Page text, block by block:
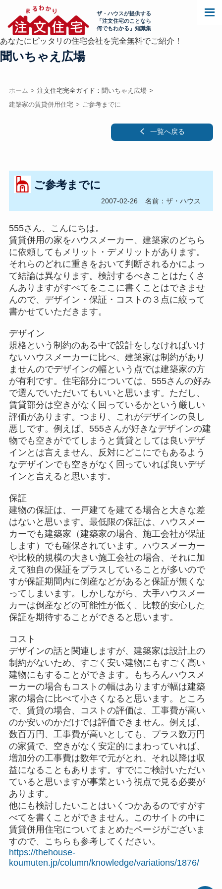
ザ・ハウスが提供する
「注文住宅のことなら
何でもわかる」知識集
あなたにピッタリの住宅会社を完全無料でご紹介！
聞いちゃえ広場
ホーム 注文住宅完全ガイド： 聞いちゃえ広場
建築家の賃貸併用住宅
ご参考までに
一覧へ戻る
ご参考までに
2007-02-26 名前：ザ・ハウス
555さん、こんにちは。
賃貸併用の家をハウスメーカー、建築家のどちら
に依頼してもメリット・デメリットがあります。
それらのどれに重きをおいて判断されるかによっ
て結論は異なります。検討するべきことはたくさ
んありますがすべてをここに書くことはできませ
んので、デザイン・保証・コストの３点に絞って
書かせていただきます。
デザイン
規格という制約のある中で設計をしなければいけ
ないハウスメーカーに比べ、建築家は制約があり
ませんのでデザインの幅という点では建築家の方
が有利です。住宅部分については、555さんの好み
で選んでいただいてもいいと思います。ただし、
賃貸部分は空きがなく回っているかという厳しい
評価があります。つまり、これがデザインの良し
悪しです。例えば、555さんが好きなデザインの建
物でも空きがでてしまうと賃貸としては良いデザ
インとは言えません、反対にどこにでもあるよう
なデザインでも空きがなく回っていれば良いデザ
インと言えると思います。
保証
建物の保証は、一戸建てを建てる場合と大きな差
はないと思います。最低限の保証は、ハウスメー
カーでも建築家（建築家の場合、施工会社が保証
します）でも確保されています。ハウスメーカー
や比較的規模の大きい施工会社の場合、それに加
えて独自の保証をプラスしていることが多いので
すが保証期間内に倒産などがあると保証が無くな
ってしまいます。しかしながら、大手ハウスメー
カーは倒産などの可能性が低く、比較的安心した
保証を期待することができると思います。
コスト
デザインの話と関連しますが、建築家は設計上の
制約がないため、すごく安い建物にもすごく高い
建物にもすることができます。もちろんハウスメ
ーカーの場合もコストの幅はありますが幅は建築
家の場合に比べて小さくなると思います。ところ
で、賃貸の場合、コストの評価は、工事費が高い
のか安いのかだけでは評価できません。例えば、
数百万円、工事費が高いとしても、プラス数万円
の家賃で、空きがなく安定的にまわっていれば、
増加分の工事費は数年で元がとれ、それ以降は収
益になることもあります。すでにご検討いただい
ていると思いますが事業という視点で見る必要が
あります。
他にも検討したいことはいくつかあるのですがす
べてを書くことができません。このサイトの中に
賃貸併用住宅についてまとめたページがございま
すので、こちらも参考してください。
https://thehouse-
koumuten.jp/column/knowledge/variations/1876/